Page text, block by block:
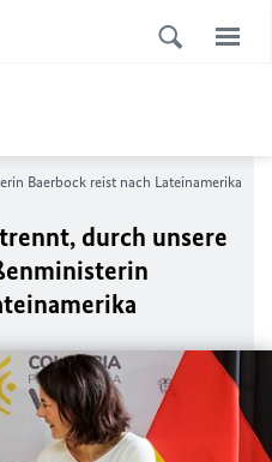
Baerbock reist nach Lateinamerika
durch unsere